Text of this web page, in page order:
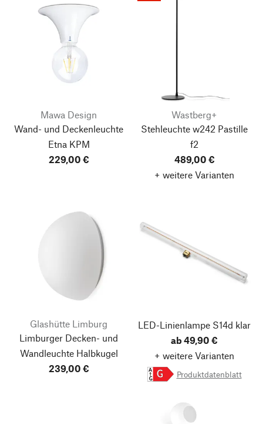
Mawa Design
Wand- und Deckenleuchte
Etna KPM
229,00 €
Wastberg+
Stehleuchte w242 Pastille
f2
489,00 €
+ weitere Varianten
Glashütte Limburg
Limburger Decken- und
Wandleuchte Halbkugel
239,00 €
LED-Linienlampe S14d klar
ab 49,90 €
+ weitere Varianten
G
A
G Produktdatenblatt